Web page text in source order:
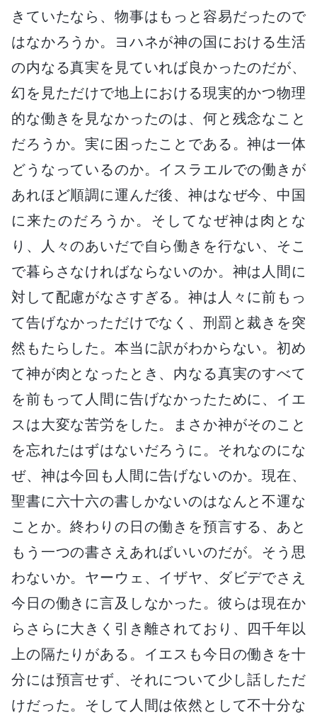
きていたなら、物事はもっと容易だったので
はなかろうか。ヨハネが神の国における生活
の内なる真実を見ていれば良かったのだが、
幻を見ただけで地上における現実的かつ物理
的な働きを見なかったのは、何と残念なこと
だろうか。実に困ったことである。神は一体
どうなっているのか。イスラエルでの働きが
あれほど順調に運んだ後、神はなぜ今、中国
に来たのだろうか。そしてなぜ神は肉とな
り、人々のあいだで自ら働きを行ない、そこ
で暮らさなければならないのか。神は人間に
対して配慮がなさすぎる。神は人々に前もっ
て告げなかっただけでなく、刑罰と裁きを突
然もたらした。本当に訳がわからない。初め
て神が肉となったとき、内なる真実のすべて
を前もって人間に告げなかったために、イエ
スは大変な苦労をした。まさか神がそのこと
を忘れたはずはないだろうに。それなのにな
ぜ、神は今回も人間に告げないのか。現在、
聖書に六十六の書しかないのはなんと不運な
ことか。終わりの日の働きを預言する、あと
もう一つの書さえあればいいのだが。そう思
わないか。ヤーウェ、イザヤ、ダビデでさえ
今日の働きに言及しなかった。彼らは現在か
らさらに大きく引き離されており、四千年以
上の隔たりがある。イエスも今日の働きを十
分には預言せず、それについて少し話しただ
けだった。そして人間は依然として不十分な